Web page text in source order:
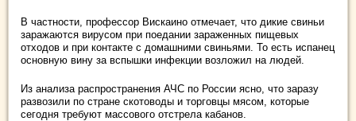
В частности, профессор Вискаино отмечает, что дикие свиньи
заражаются вирусом при поедании зараженных пищевых
отходов и при контакте с домашними свиньями. То есть испанец
основную вину за вспышки инфекции возложил на людей.
Из анализа распространения АЧС по России ясно, что заразу
развозили по стране скотоводы и торговцы мясом, которые
сегодня требуют массового отстрела кабанов.